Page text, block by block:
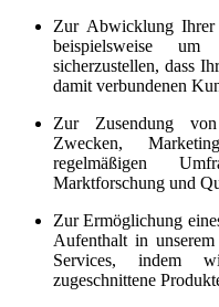
Zur Abwicklung Ihrer
beispielsweise
sicherzustellen, dass
damit verbundenen
Zur Zusendung
Zwecken,
regelmäßigen
Marktforschung und
Zur Ermöglichung
Aufenthalt in
Services, indem
zugeschnittene